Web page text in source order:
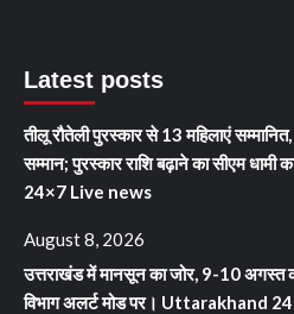
Latest posts
तीलू रौतेली पुरस्कार से 13 महिलाएं
सम्मान; पुरस्कार राशि बढ़ाने का सीएम
24×7 Live news
August 8, 2026
उत्तराखंड में मानसून का जोर, 9-10
विभाग अलर्ट मोड पर। Uttarakhand